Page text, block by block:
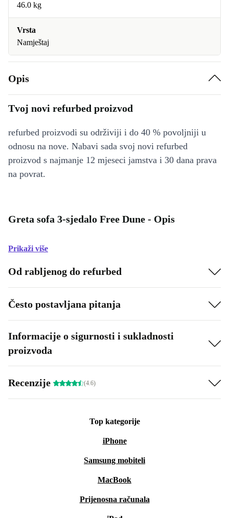
46.0 kg
Vrsta
Namještaj
Opis
Tvoj novi refurbed proizvod
refurbed proizvodi su održiviji i do 40 % povoljniji u
odnosu na nove. Nabavi sada svoj novi refurbed
proizvod s najmanje 12 mjeseci jamstva i 30 dana prava
na povrat.
Greta sofa 3-sjedalo Free Dune - Opis
Prikaži više
Od rabljenog do refurbed
Često postavljana pitanja
Informacije o sigurnosti i sukladnosti
proizvoda
Recenzije (4.6)
Top kategorije
iPhone
Samsung mobiteli
MacBook
Prijenosna računala